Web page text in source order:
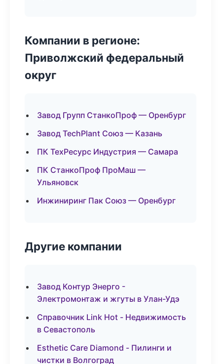
Компании в регионе:
Приволжский федеральный
округ
Завод Групп СтанкоПроф — Оренбург
Завод TechPlant Союз — Казань
ПК ТехРесурс Индустрия — Самара
ПК СтанкоПроф ПроМаш —
Ульяновск
Инжиниринг Пак Союз — Оренбург
Другие компании
Завод Контур Энерго -
Электромонтаж и жгуты в Улан-Удэ
Справочник Link Hot - Недвижимость
в Севастополь
Esthetic Care Diamond - Пилинги и
чистки в Волгоград